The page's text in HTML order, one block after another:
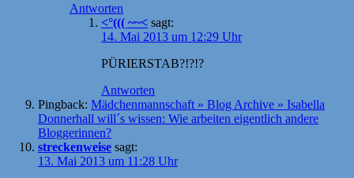
Antworten
<°((( ~~< sagt:
14. Mai 2013 um 12:29 Uhr
PÜRIERSTAB?!?!?
Antworten
Pingback: Mädchenmannschaft » Blog Archive » Isabella
Donnerhall will´s wissen: Wie arbeiten eigentlich andere
Bloggerinnen?
streckenweise sagt:
13. Mai 2013 um 11:28 Uhr